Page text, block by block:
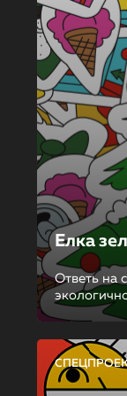
Елка
Ответь на